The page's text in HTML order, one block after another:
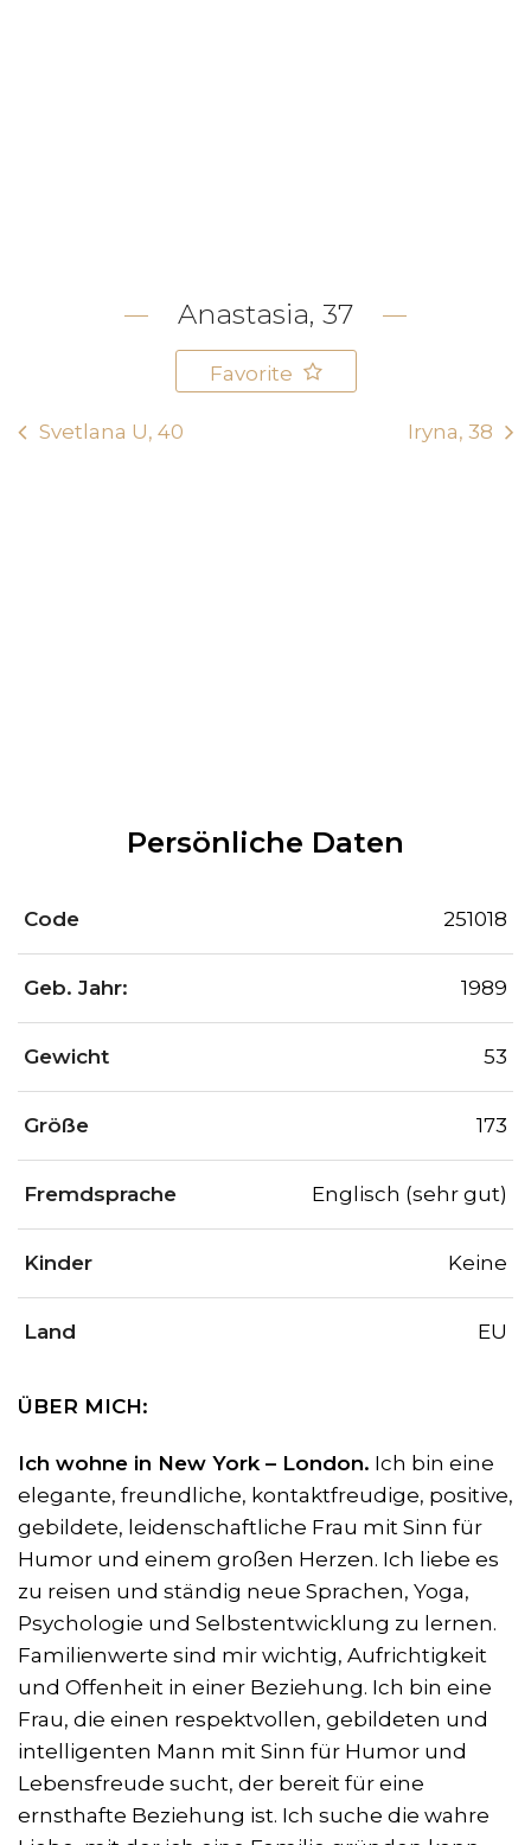
Anastasia, 37
Favorite
Svetlana U, 40 Iryna, 38
Persönliche Daten
Code 251018
Geb. Jahr: 1989
Gewicht 53
Größe 173
Fremdsprache Englisch (sehr gut)
Kinder Keine
Land EU
ÜBER MICH:
Ich wohne in New York – London. Ich bin eine
elegante, freundliche, kontaktfreudige, positive,
gebildete, leidenschaftliche Frau mit Sinn für
Humor und einem großen Herzen. Ich liebe es
zu reisen und ständig neue Sprachen, Yoga,
Psychologie und Selbstentwicklung zu lernen.
Familienwerte sind mir wichtig, Aufrichtigkeit
und Offenheit in einer Beziehung. Ich bin eine
Frau, die einen respektvollen, gebildeten und
intelligenten Mann mit Sinn für Humor und
Lebensfreude sucht, der bereit für eine
ernsthafte Beziehung ist. Ich suche die wahre